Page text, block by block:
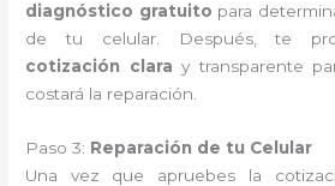
diagnóstico gratuito para
de tu celular. Después, te
cotización clara y transparente
costará la reparación.
Paso 3: Reparación de tu Celular
Una vez que apruebes la